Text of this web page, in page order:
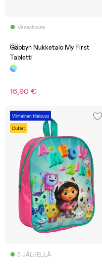
Varastossa
(0)
Gabbyn Nukketalo My First
Tabletti
16,90 €
Viimeinen tilaisuus
Outlet
5 JÄLJELLÄ